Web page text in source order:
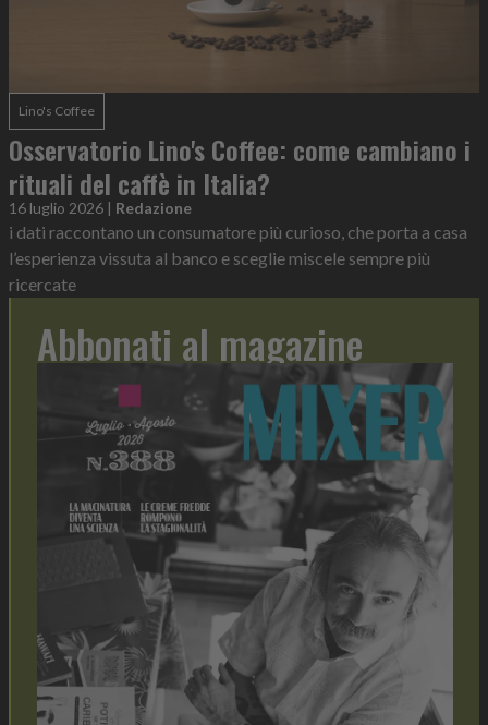
Lino's Coffee
Osservatorio Lino's Coffee: come cambiano i
rituali del caffè in Italia?
16 luglio 2026 | Redazione
i dati raccontano un consumatore più curioso, che porta a casa
l’esperienza vissuta al banco e sceglie miscele sempre più
ricercate
Abbonati al magazine